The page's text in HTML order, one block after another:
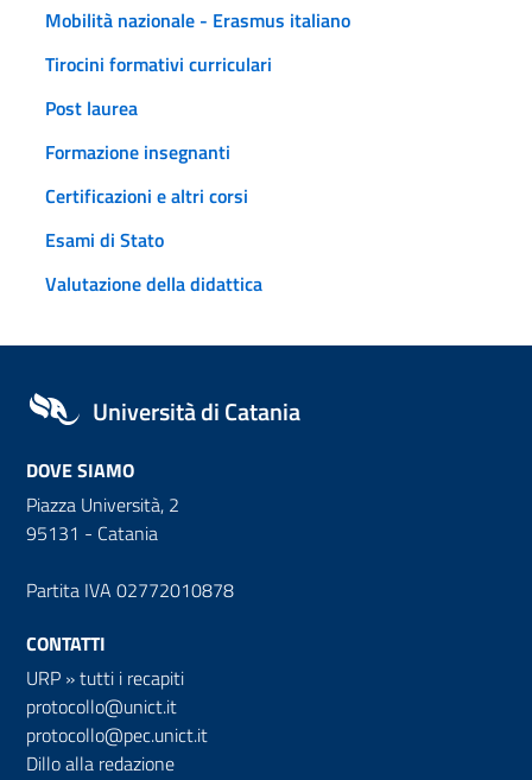
Mobilità nazionale - Erasmus italiano
Tirocini formativi curriculari
Post laurea
Formazione insegnanti
Certificazioni e altri corsi
Esami di Stato
Valutazione della didattica
Università di Catania
DOVE SIAMO
Piazza Università, 2
95131 - Catania
Partita IVA 02772010878
CONTATTI
URP »tutti i recapiti
protocollo@unict.it
protocollo@pec.unict.it
Dillo alla redazione